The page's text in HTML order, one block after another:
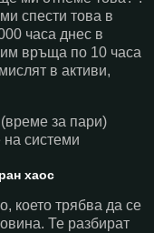
спести това в
часа днес в
им връща по 10 часа
в активи,
за пари)
системи
хаос
което трябва да се
Те разбират